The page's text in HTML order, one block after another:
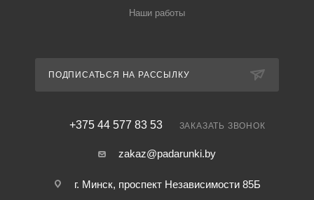
Наши работы
ПОДПИСАТЬСЯ НА РАССЫЛКУ
+375 44 577 83 53 ЗАКАЗАТЬ ЗВОНОК
zakaz@padarunki.by
г. Минск, проспект Независимости 85Б